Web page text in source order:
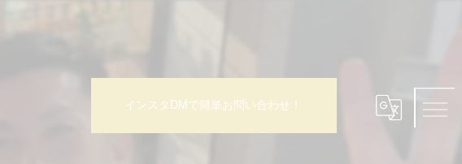
インスタDMで簡単お問い合わせ！